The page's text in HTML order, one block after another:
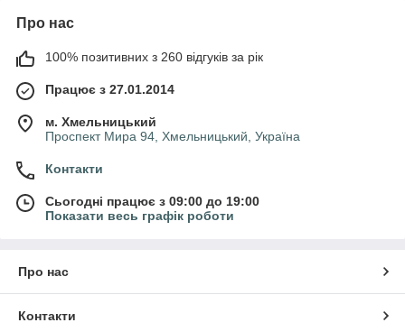
Про нас
100% позитивних з 260 відгуків за рік
Працює з 27.01.2014
м. Хмельницький
Проспект Мира 94, Хмельницький, Україна
Контакти
Сьогодні працює з 09:00 до 19:00
Показати весь графік роботи
Про нас
Контакти